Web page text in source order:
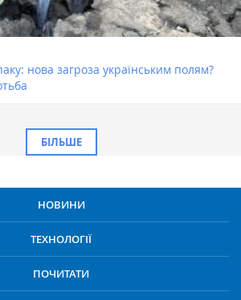
нова загроза українським полям?
БІЛЬШЕ
НОВИНИ
ТЕХНОЛОГІЇ
ПОЧИТАТИ